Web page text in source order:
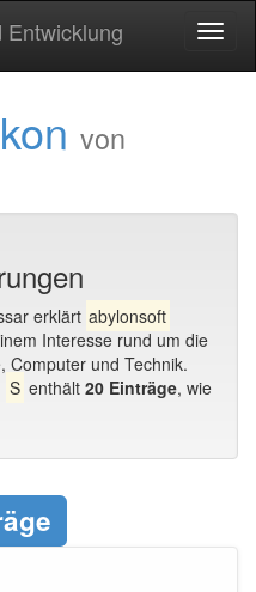
von
erklärt abylonsoft
Interesse rund um die
Computer und Technik.
S enthält 20 Einträge, wie